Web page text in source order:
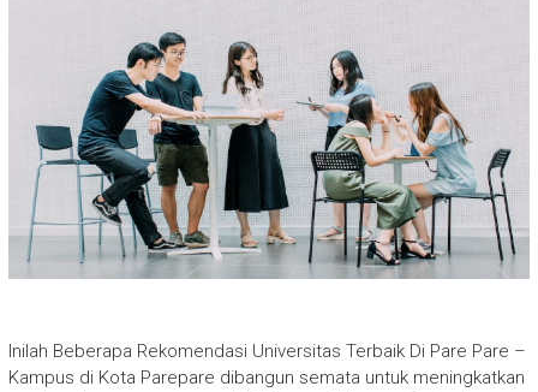
Inilah Beberapa Rekomendasi Universitas Terbaik Di Pare Pare –
Kampus di Kota Parepare dibangun semata untuk meningkatkan